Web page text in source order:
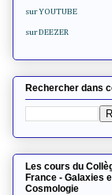
sur YOUTUBE
sur DEEZER
Rechercher dans
Les cours du
France - Galaxies
Cosmologie